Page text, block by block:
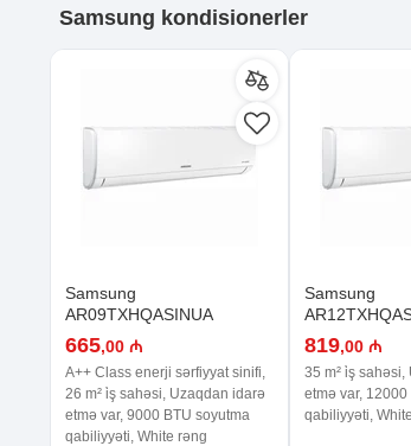
Samsung kondisionerler
Samsung
AR09TXHQASINUA
665,00 ₼
A++ Class enerji sərfiyyat sinifi,
26 m² i̇ş sahəsi, Uzaqdan idarə
etmə var, 9000 BTU soyutma
qabiliyyəti, White rəng
Samsung
819,00 ₼
35 m² i̇ş
etmə var,
qabiliyyəti,